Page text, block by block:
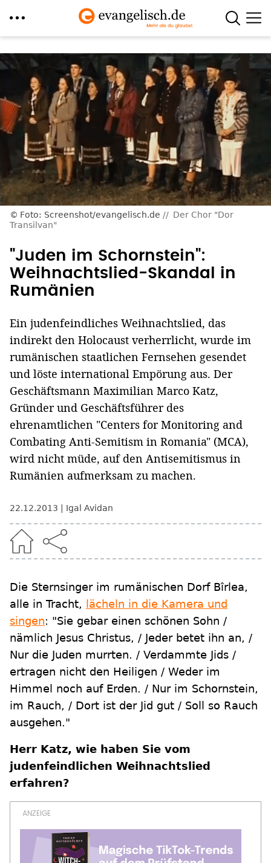
zum
Foto: Screenshot/evangelisch.de
Der Chor "Dor
Transilvan"
"Juden im Schornstein":
Weihnachtslied-Skandal in
Rumänien
Ein judenfeindliches Weihnachtslied, das
indirekt den Holocaust verherrlicht, wurde im
rumänischen staatlichen Fernsehen gesendet
und löste international Empörung aus. Der
Geschäftsmann Maximilian Marco Katz,
Gründer und Geschäftsführer des
ehrenamtlichen "Centers for Monitoring and
Combating Anti-Semitism in Romania" (MCA),
wird nicht müde, auf den Antisemitismus in
Rumänien aufmerksam zu machen.
22.12.2013 Igal Avidan
Die Sternsinger im rumänischen Dorf Bîrlea,
alle in Tracht,
lächeln in die Kamera und
singen: "Sie gebar einen schönen Sohn /
nämlich Jesus Christus, / Jeder betet ihn an, /
Nur die Juden murrten. / Verdammte Jids /
ertragen nicht den Heiligen / Weder im
Himmel noch auf Erden. / Nur im Schornstein,
im Rauch, / Dort ist der Jid gut / Soll so Rauch
ausgehen."
Herr Katz, wie haben Sie vom
judenfeindlichen Weihnachtslied
erfahren?